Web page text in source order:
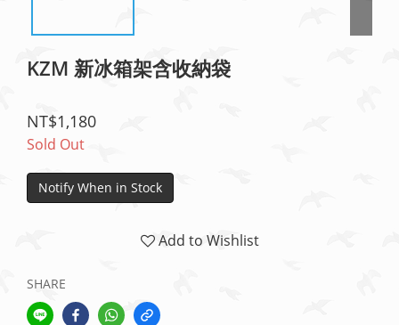
KZM 新冰箱架含收納袋
NT$1,180
Sold Out
Notify When in Stock
Add to Wishlist
SHARE